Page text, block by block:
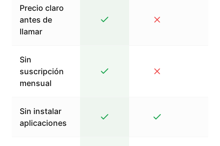
Precio claro
antes de
llamar
Sin
suscripción
mensual
Sin instalar
aplicaciones